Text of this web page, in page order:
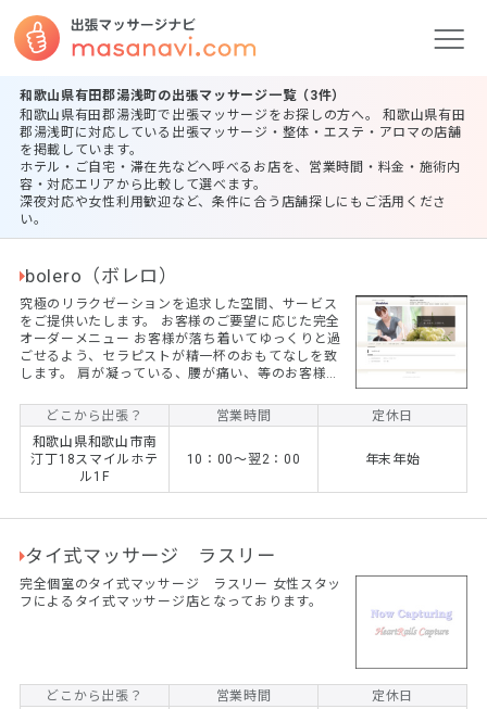
和歌山県有田郡湯浅町の出張マッサージ一覧（3件）
和歌山県有田郡湯浅町で出張マッサージをお探しの方へ。 和歌山県有田
郡湯浅町に対応している出張マッサージ・整体・エステ・アロマの店舗
を掲載しています。
ホテル・ご自宅・滞在先などへ呼べるお店を、営業時間・料金・施術内
容・対応エリアから比較して選べます。
深夜対応や女性利用歓迎など、条件に合う店舗探しにもご活用くださ
い。
bolero（ボレロ）
究極のリラクゼーションを追求した空間、サービス
をご提供いたします。 お客様のご要望に応じた完全
オーダーメニュー お客様が落ち着いてゆっくりと過
ごせるよう、セラピストが精一杯のおもてなしを致
します。 肩が凝っている、腰が痛い、等のお客様
クスしたいお客様！一度お試しください
どこから出張？ 営業時間
定休日
和歌山県和歌山市南
汀丁18スマイルホテ
ル1F
10：00～翌2：00 年末年始
タイ式マッサージ ラスリー
完全個室のタイ式マッサージ ラスリー 女性スタッ
フによるタイ式マッサージ店となっております。
どこから出張？ 営業時間
定休日